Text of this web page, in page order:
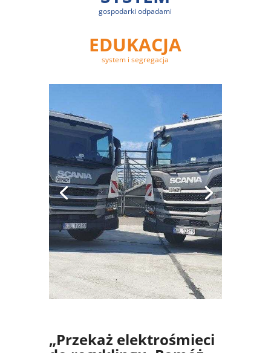
gospodarki odpadami
EDUKACJA
system i segregacja
SYSTEM
„Przekaż elektrośmieci